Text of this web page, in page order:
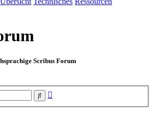
Scribus Forum
Suche